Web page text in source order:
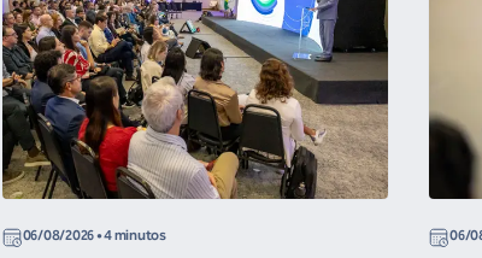
06/08/2026• 4 minutos 06/